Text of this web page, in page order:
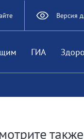
Версия
ГИА